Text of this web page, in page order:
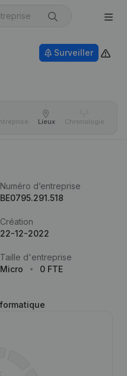
Surveiller
Lieux Chronologie
Numéro d’entreprise
BE0795.291.518
Création
22-12-2022
Taille d'entreprise
Micro
0 FTE